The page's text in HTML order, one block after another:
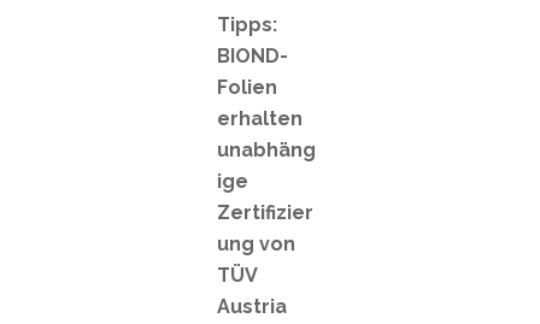
Tipps:
BIOND-
Folien
erhalten
unabhäng
ige
Zertifizier
ung von
TÜV
Austria